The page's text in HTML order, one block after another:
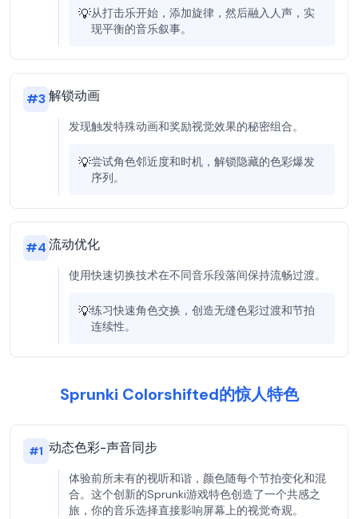
💡从打击乐开始，添加旋律，然后融入人声，实
现平衡的音乐叙事。
#3解锁动画
发现触发特殊动画和奖励视觉效果的秘密组合。
💡尝试角色邻近度和时机，解锁隐藏的色彩爆发
序列。
#4流动优化
使用快速切换技术在不同音乐段落间保持流畅过渡。
💡练习快速角色交换，创造无缝色彩过渡和节拍
连续性。
Sprunki Colorshifted的惊人特色
#1 动态色彩-声音同步
体验前所未有的视听和谐，颜色随每个节拍变化和混
合。这个创新的Sprunki游戏特色创造了一个共感之
旅，你的音乐选择直接影响屏幕上的视觉奇观。